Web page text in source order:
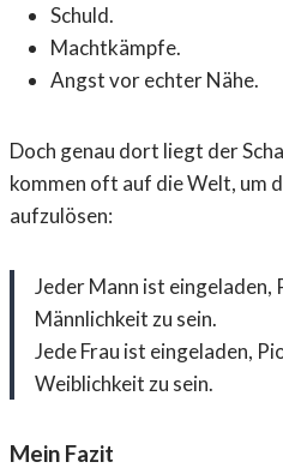
Schuld.
Machtkämpfe.
Angst vor echter Nähe.
Doch genau dort liegt der
kommen oft auf die Welt, um
aufzulösen:
Jeder Mann ist eingeladen,
Männlichkeit zu sein.
Jede Frau ist eingeladen,
Weiblichkeit zu sein.
Mein Fazit